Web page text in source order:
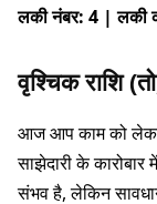
लकी नंबर: 4 | लकी
वृश्चिक राशि
आज आप काम को लेकर
साझेदारी के कारोबार
संभव है, लेकिन